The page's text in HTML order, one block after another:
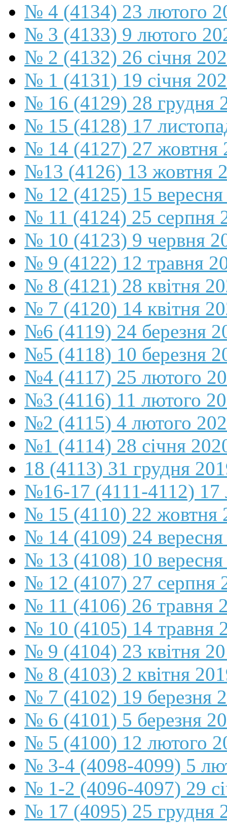
№ 4 (4134) 23 лютого
№ 3 (4133) 9 лютого
№ 2 (4132) 26 січня
№ 1 (4131) 19 січня
№ 16 (4129) 28 грудня
№ 15 (4128) 17
№ 14 (4127) 27 жовтня
№13 (4126) 13 жовтня
№ 12 (4125) 15
№ 11 (4124) 25 серпня
№ 10 (4123) 9 червня
№ 9 (4122) 12 травня
№ 8 (4121) 28 квітня
№ 7 (4120) 14 квітня
№6 (4119) 24 березня
№5 (4118) 10 березня
№4 (4117) 25 лютого
№3 (4116) 11 лютого
№2 (4115) 4 лютого
№1 (4114) 28 січня
18 (4113) 31 грудня
№16-17 (4111-4112) 17
№ 15 (4110) 22 жовтня
№ 14 (4109) 24
№ 13 (4108) 10
№ 12 (4107) 27 серпня
№ 11 (4106) 26 травня
№ 10 (4105) 14 травня
№ 9 (4104) 23 квітня
№ 8 (4103) 2 квітня
№ 7 (4102) 19 березня
№ 6 (4101) 5 березня
№ 5 (4100) 12 лютого
№ 3-4 (4098-4099) 5
№ 1-2 (4096-4097) 29
№ 17 (4095) 25 грудня